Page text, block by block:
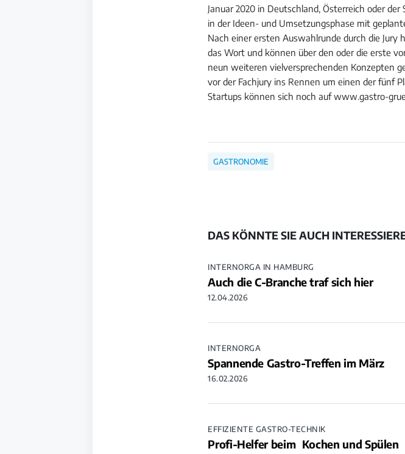
Januar 2020 in Deutschland, Österreich oder
in der Ideen- und Umsetzungsphase mit
Nach einer ersten Auswahlrunde durch die Jury
das Wort und können über den oder die erste
neun weiteren vielversprechenden Konzepten
vor der Fachjury ins Rennen um einen der fünf
Startups können sich noch auf www.gastro-
GASTRONOMIE
DAS KÖNNTE SIE AUCH
INTERNORGA IN HAMBURG
Auch die C-Branche traf sich hier
12.04.2026
INTERNORGA
Spannende Gastro-Treffen im März
16.02.2026
EFFIZIENTE GASTRO-TECHNIK
Profi-Helfer beim Kochen und Spülen